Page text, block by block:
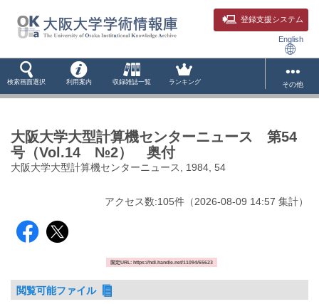
登録支援システム
English
検索画面選択 利用案内 収録雑誌一覧 ランキング その他
大阪大学大型計算機センターニュース 第54
号（Vol.14 №2） 奥付
大阪大学大型計算機センターニュース, 1984, 54
アクセス数:105件 （2026-08-09 14:57 集計）
固定URL: https://hdl.handle.net/11094/65623
閲覧可能ファイル